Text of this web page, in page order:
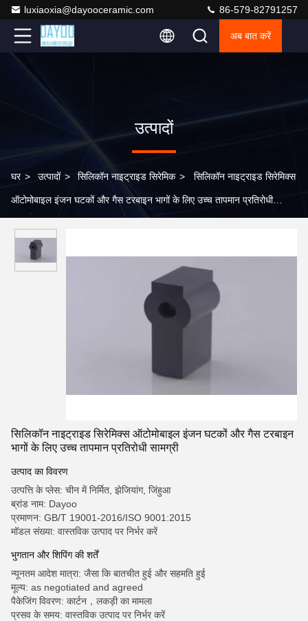
luxiaoxia@dayooceramic.com 86-579-82791257
अब बात करें
उत्पादों
घर > उत्पादों > सिलिकॉन नाइट्राइड सिरेमिक > सिलिकॉन नाइट्राइड सिरेमिक्स
ऑटोमोबाइल इंजन घटकों और गैस टरबाइन भागों के लिए उच्च तापमान प्रतिरोधी
सिलिकॉन नाइट्राइड सिरेमिक्स ऑटोमोबाइल इंजन घटकों और गैस टरबाइन
भागों के लिए उच्च तापमान प्रतिरोधी सामग्री
उत्पाद का विवरण
उत्पत्ति के प्लेस: चीन में निर्मित, झेजियांग, जिंहुआ
ब्रांड नाम: Dayoo
प्रमाणन: GB/T 19001-2016/ISO 9001:2015
मॉडल संख्या: वास्तविक उत्पाद पर निर्भर करें
भुगतान और शिपिंग की शर्तें
न्यूनतम आदेश मात्रा: जैसा कि बातचीत हुई और सहमति हुई
मूल्य: as negotiated and agreed
पैकेजिंग विवरण: कार्टन，लकड़ी का मामला
प्रसव के समय: वास्तविक उत्पाद पर निर्भर करें